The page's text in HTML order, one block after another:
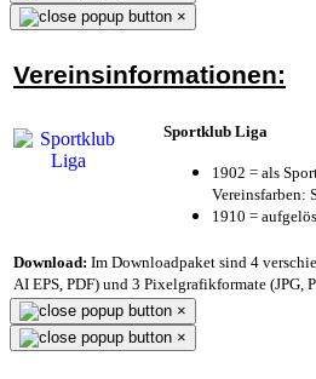
×
Vereinsinformationen:
Sportklub Liga
1902 = als
Vereinsfarben:
1910 =
Download: Im Downloadpaket sind 4
AI EPS, PDF) und 3 Pixelgrafikformate (JPG,
×
×